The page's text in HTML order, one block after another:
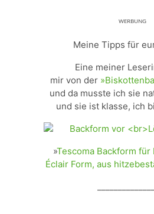
ᵂᴱᴿᴮᵁᴺᴳ
Meine Tipps für
Eine meiner
mir von der
und da musste ich sie
und sie ist klasse, ich
»Tescoma Backform
Éclair Form, aus